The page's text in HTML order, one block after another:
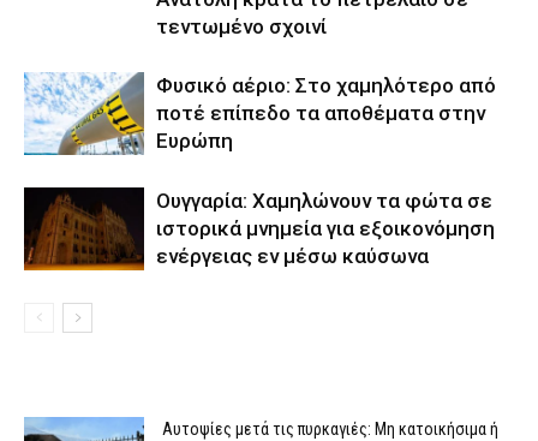
τεντωμένο σχοινί
Φυσικό αέριο: Στο χαμηλότερο από
ποτέ επίπεδο τα αποθέματα στην
Ευρώπη
Ουγγαρία: Χαμηλώνουν τα φώτα σε
ιστορικά μνημεία για εξοικονόμηση
ενέργειας εν μέσω καύσωνα
Αυτοψίες μετά τις πυρκαγιές: Μη κατοικήσιμα ή